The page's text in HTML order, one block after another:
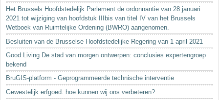
Het Brussels Hoofdstedelijk Parlement de ordonnantie van 28 januari
2021 tot wijziging van hoofdstuk IIIbis van titel IV van het Brussels
Wetboek van Ruimtelijke Ordening (BWRO) aangenomen.
Besluiten van de Brusselse Hoofdstedelijke Regering van 1 april 2021
Good Living De stad van morgen ontwerpen: conclusies expertengroep
bekend
BruGIS-platform - Geprogrammeerde technische interventie
Gewestelijk erfgoed: hoe kunnen wij ons verbeteren?